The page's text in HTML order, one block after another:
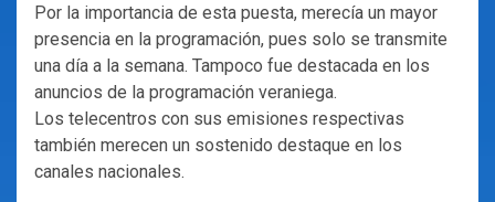
Por la importancia de esta puesta, merecía un mayor
presencia en la programación, pues solo se transmite
una día a la semana. Tampoco fue destacada en los
anuncios de la programación veraniega.
Los telecentros con sus emisiones respectivas
también merecen un sostenido destaque en los
canales nacionales.